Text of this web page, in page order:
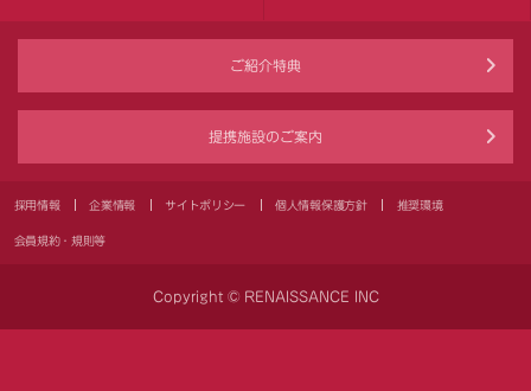
ご紹介特典
提携施設のご案内
採用情報 企業情報 サイトポリシー 個人情報保護方針 推奨環境
会員規約・規則等
Copyright © RENAISSANCE INC